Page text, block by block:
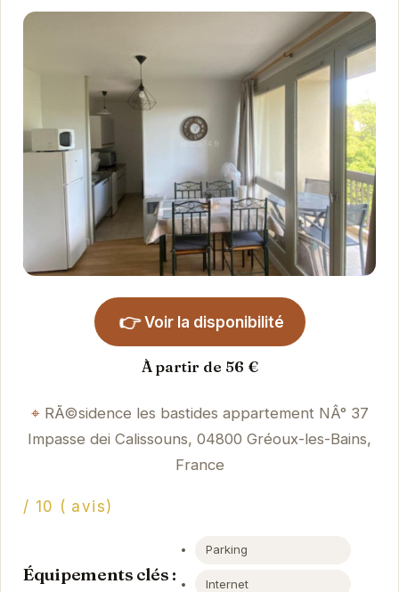
👉 Voir la disponibilité
À partir de 56 €
RÃ©sidence les bastides appartement NÂ° 37
Impasse dei Calissouns, 04800 Gréoux-les-Bains,
France
/ 10 ( avis)
Équipements clés :
Parking
Internet